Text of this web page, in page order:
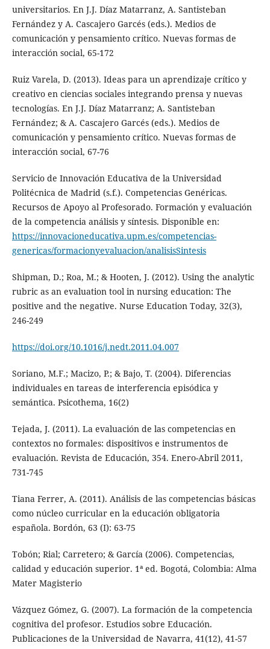
universitarios. En J.J. Díaz Matarranz, A. Santisteban
Fernández y A. Cascajero Garcés (eds.). Medios de
comunicación y pensamiento crítico. Nuevas formas de
interacción social, 65-172
Ruiz Varela, D. (2013). Ideas para un aprendizaje crítico y
creativo en ciencias sociales integrando prensa y nuevas
tecnologías. En J.J. Díaz Matarranz; A. Santisteban
Fernández; & A. Cascajero Garcés (eds.). Medios de
comunicación y pensamiento crítico. Nuevas formas de
interacción social, 67-76
Servicio de Innovación Educativa de la Universidad
Politécnica de Madrid (s.f.). Competencias Genéricas.
Recursos de Apoyo al Profesorado. Formación y evaluación
de la competencia análisis y síntesis. Disponible en:
https://innovacioneducativa.upm.es/competencias-
genericas/formacionyevaluacion/analisisSintesis
Shipman, D.; Roa, M.; & Hooten, J. (2012). Using the analytic
rubric as an evaluation tool in nursing education: The
positive and the negative. Nurse Education Today, 32(3),
246-249
https://doi.org/10.1016/j.nedt.2011.04.007
Soriano, M.F.; Macizo, P.; & Bajo, T. (2004). Diferencias
individuales en tareas de interferencia episódica y
semántica. Psicothema, 16(2)
Tejada, J. (2011). La evaluación de las competencias en
contextos no formales: dispositivos e instrumentos de
evaluación. Revista de Educación, 354. Enero-Abril 2011,
731-745
Tiana Ferrer, A. (2011). Análisis de las competencias básicas
como núcleo curricular en la educación obligatoria
española. Bordón, 63 (I): 63-75
Tobón; Rial; Carretero; & García (2006). Competencias,
calidad y educación superior. 1ª ed. Bogotá, Colombia: Alma
Mater Magisterio
Vázquez Gómez, G. (2007). La formación de la competencia
cognitiva del profesor. Estudios sobre Educación.
Publicaciones de la Universidad de Navarra, 41(12), 41-57